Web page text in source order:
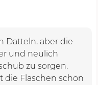
Datteln, aber die
und neulich
zu sorgen.
die Flaschen schön